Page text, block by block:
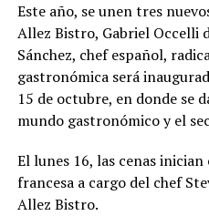
Este año, se unen tres
Allez Bistro, Gabriel Occelli
Sánchez, chef español,
gastronómica será
15 de octubre, en donde se
mundo gastronómico y el
El lunes 16, las cenas
francesa a cargo del chef
Allez Bistro.